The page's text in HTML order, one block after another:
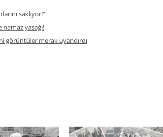
saklıyor!"
yasağı!
görüntüler merak uyandırdı